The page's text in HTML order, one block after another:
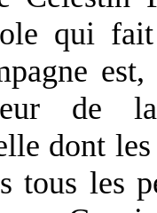
qui
de
dont
tous les